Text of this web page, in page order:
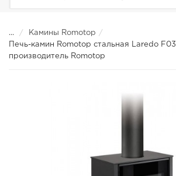
...
Камины Romotop
Печь-камин Romotop стальная Laredo
производитель Romotop